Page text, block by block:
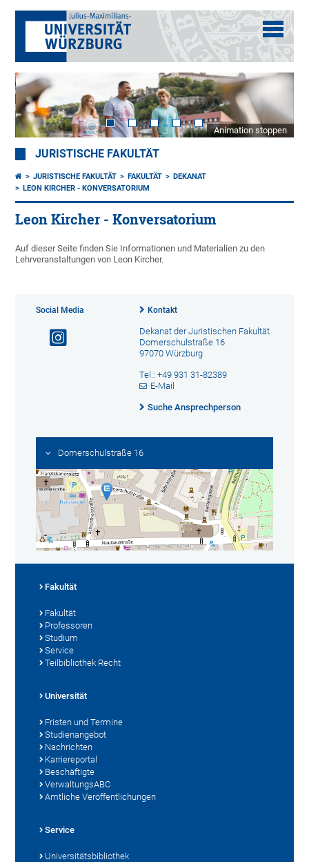
Animation stoppen
JURISTISCHE FAKULTÄT
JURISTISCHE FAKULTÄT FAKULTÄT
DEKANAT
LEON KIRCHER - KONVERSATORIUM
Leon Kircher - Konversatorium
Auf dieser Seite finden Sie Informationen und Materialien zu den
Lehrveranstaltungen von Leon Kircher.
Social Media Kontakt
Dekanat der Juristischen Fakultät
Domerschulstraße 16
97070 Würzburg
Tel.: +49 931 31-82389
E-Mail
Suche Ansprechperson
Domerschulstraße 16
Fakultät
Fakultät
Professoren
Studium
Service
Teilbibliothek Recht
Universität
Fristen und Termine
Studienangebot
Nachrichten
Karriereportal
Beschäftigte
VerwaltungsABC
Amtliche Veröffentlichungen
Service
Universitätsbibliothek